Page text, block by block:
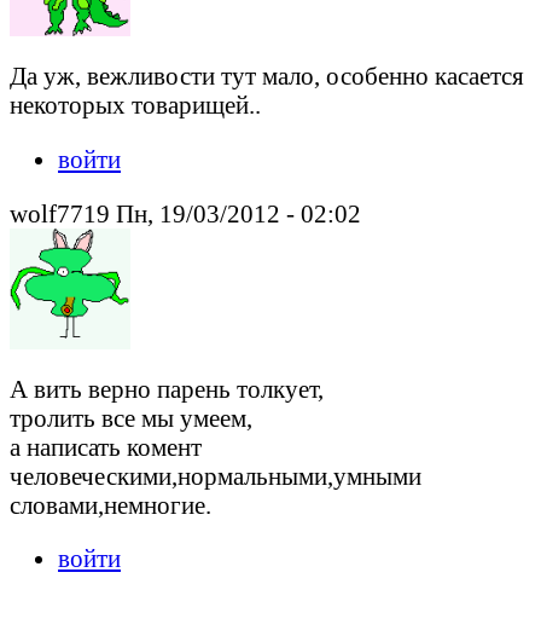
Да уж, вежливости тут мало, особенно касается
некоторых товарищей..
войти
wolf7719 Пн, 19/03/2012 - 02:02
А вить верно парень толкует,
тролить все мы умеем,
а написать комент
человеческими,нормальными,умными
словами,немногие.
войти